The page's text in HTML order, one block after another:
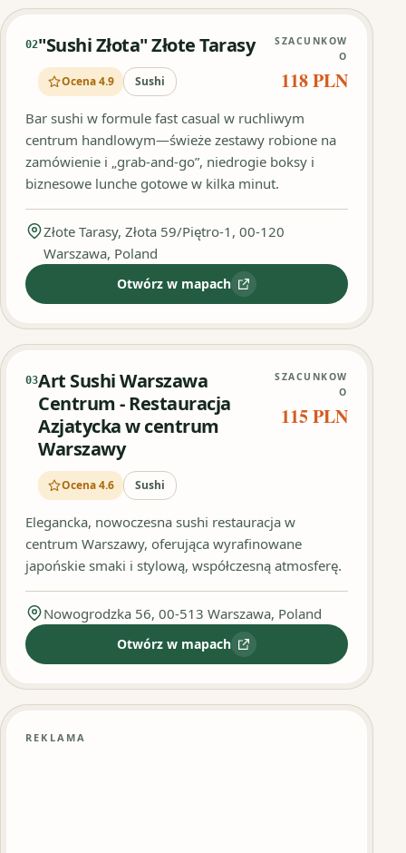
02"Sushi Złota" Złote Tarasy
Ocena 4.9 Sushi
SZACUNKOW
O
118 PLN
Bar sushi w formule fast casual w ruchliwym
centrum handlowym—świeże zestawy robione na
zamówienie i „grab‑and‑go”, niedrogie boksy i
biznesowe lunche gotowe w kilka minut.
Złote Tarasy, Złota 59/Piętro-1, 00-120
Warszawa, Poland
Otwórz w mapach
:"Sushi Złota" Złote Tarasy
03Art Sushi Warszawa
Centrum - Restauracja
Azjatycka w centrum
Warszawy
Ocena 4.6 Sushi
SZACUNKOW
O
115 PLN
Elegancka, nowoczesna sushi restauracja w
centrum Warszawy, oferująca wyrafinowane
japońskie smaki i stylową, współczesną atmosferę.
Nowogrodzka 56, 00-513 Warszawa, Poland
Otwórz w mapach
:Art Sushi Warszawa Centrum -
REKLAMA